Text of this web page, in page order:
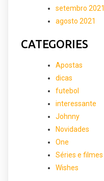
setembro 2021
agosto 2021
CATEGORIES
Apostas
dicas
futebol
interessante
Johnny
Novidades
One
Séries e filmes
Wishes